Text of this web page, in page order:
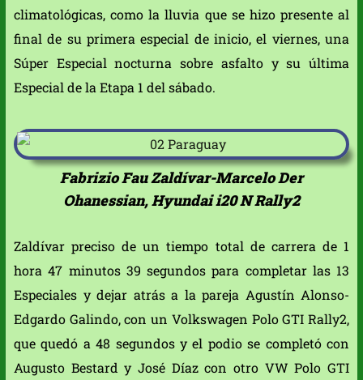
climatológicas, como la lluvia que se hizo presente al
final de su primera especial de inicio, el viernes, una
Súper Especial nocturna sobre asfalto y su última
Especial de la Etapa 1 del sábado.
Fabrizio Fau Zaldívar-Marcelo Der
Ohanessian, Hyundai i20 N Rally2
Zaldívar preciso de un tiempo total de carrera de 1
hora 47 minutos 39 segundos para completar las 13
Especiales y dejar atrás a la pareja Agustín Alonso-
Edgardo Galindo, con un Volkswagen Polo GTI Rally2,
que quedó a 48 segundos y el podio se completó con
Augusto Bestard y José Díaz con otro VW Polo GTI